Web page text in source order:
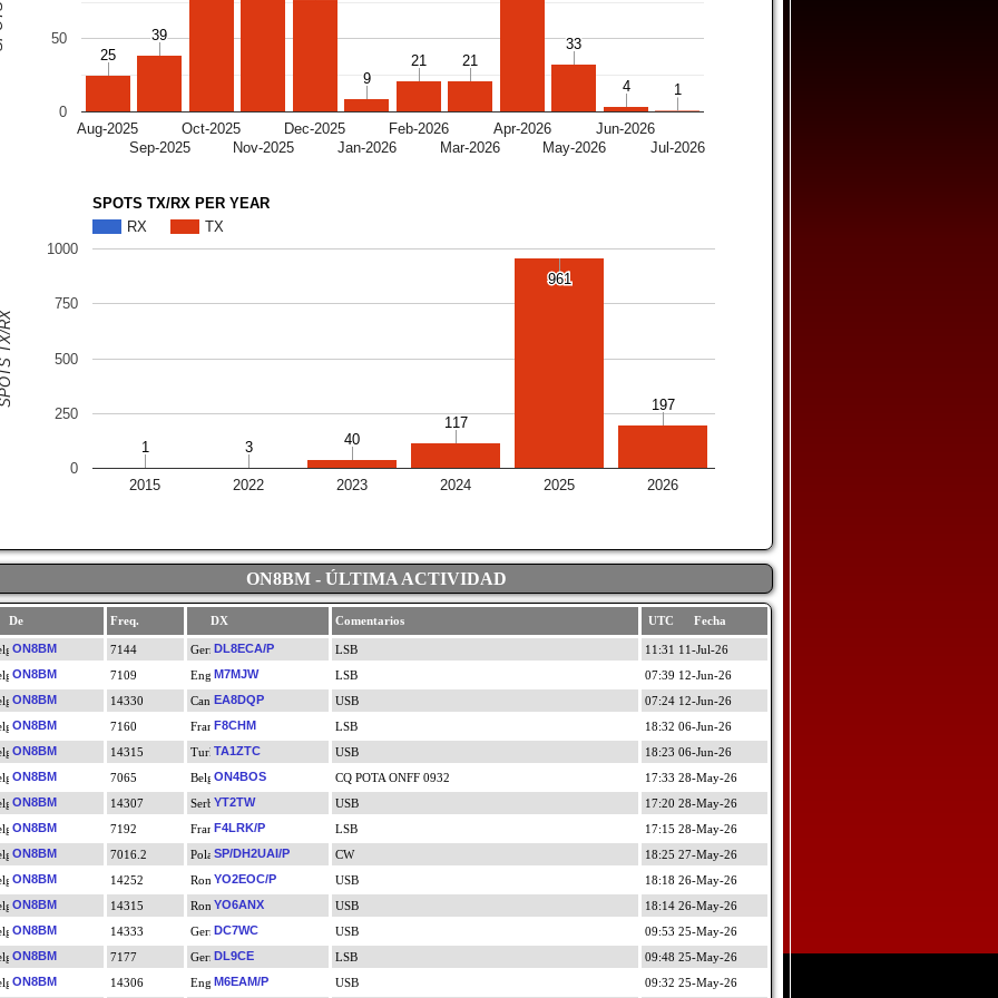
Aug-2025
Sep-2025
Oct-2025
Nov-2025
Dec-2025
Jan-2026
Feb-2026
Mar-2026
Apr-2026
May-2026
Jun-2026
Jul-2026
0
50
25
25
39
39
9
9
21
21 21
21
33
33
4
4 1
1
SPOTS TX/RX PER YEAR
RX
TX
2015 2022 2023 2024 2025 2026
0
250
500
750
1000
1
1 3
3 40
40
117
117
961
961
197
197
RX
ON8BM - ÚLTIMA ACTIVIDAD
Freq. DX Comentarios UTC Fecha
ON8BM 7144 DL8ECA/P LSB
11:31 11-Jul-26
ON8BM
7109 M7MJW LSB
07:39 12-Jun-26
ON8BM
14330 EA8DQP USB
07:24 12-Jun-26
ON8BM
7160 F8CHM LSB
18:32 06-Jun-26
ON8BM
14315 TA1ZTC USB
18:23 06-Jun-26
ON8BM
7065 ON4BOS CQ POTA ONFF 0932
17:33 28-May-26
ON8BM
14307 YT2TW USB
17:20 28-May-26
ON8BM
7192 F4LRK/P LSB
17:15 28-May-26
ON8BM
7016.2 SP/DH2UAI/P CW
18:25 27-May-26
ON8BM
14252 YO2EOC/P USB
18:18 26-May-26
ON8BM
14315 YO6ANX USB
18:14 26-May-26
ON8BM
14333 DC7WC USB
09:53 25-May-26
ON8BM
7177 DL9CE LSB
09:48 25-May-26
ON8BM
14306 M6EAM/P USB 09:32 25-May-26